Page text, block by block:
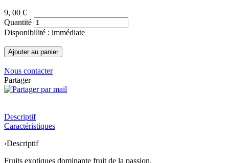
9, 00 €
Quantité
Disponibilité : immédiate
Nous contacter
Partager
Descriptif
Caractéristiques
›Descriptif
Fruits exotiques dominante fruit de la passion.